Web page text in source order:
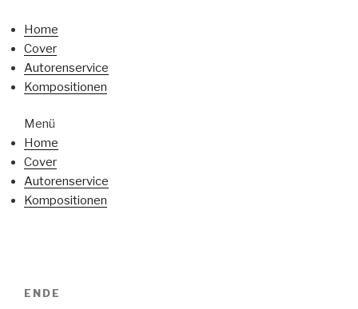
Home
Cover
Autorenservice
Kompositionen
Menü
Home
Cover
Autorenservice
Kompositionen
ENDE